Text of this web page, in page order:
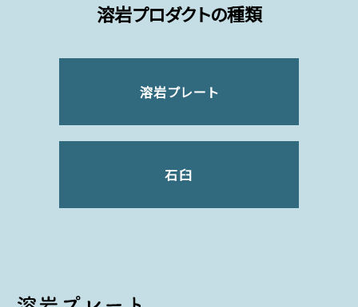
溶岩プロダクトの種類
溶岩プレート
石臼